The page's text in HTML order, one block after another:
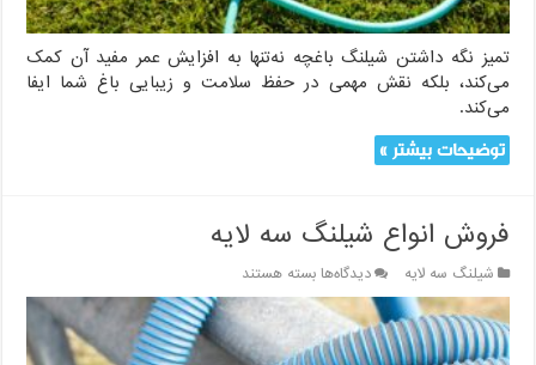
تمیز نگه داشتن شیلنگ باغچه نه‌تنها به افزایش عمر مفید آن کمک
می‌کند، بلکه نقش مهمی در حفظ سلامت و زیبایی باغ شما ایفا
می‌کند.
توضیحات بیشتر »
فروش انواع شیلنگ سه لایه
شیلنگ سه لایه دیدگاه‌هابرای
فروش
انواع
شیلنگ
سه
بسته هستند